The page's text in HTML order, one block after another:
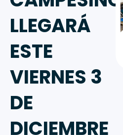
LLEGARÁ
ESTE
VIERNES 3
DE
DICIEMBRE